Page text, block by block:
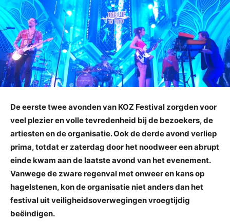
De eerste twee avonden van KOZ Festival zorgden voor
veel plezier en volle tevredenheid bij de bezoekers, de
artiesten en de organisatie. Ook de derde avond verliep
prima, totdat er zaterdag door het noodweer een abrupt
einde kwam aan de laatste avond van het evenement.
Vanwege de zware regenval met onweer en kans op
hagelstenen, kon de organisatie niet anders dan het
festival uit veiligheidsoverwegingen vroegtijdig
beëindigen.